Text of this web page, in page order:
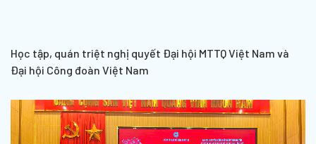
Học tập, quán triệt nghị quyết Đại hội MTTQ Việt Nam và
Đại hội Công đoàn Việt Nam